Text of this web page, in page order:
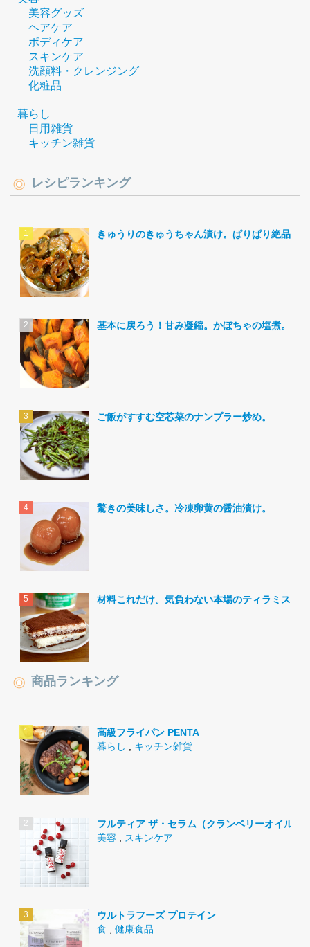
美容グッズ
ヘアケア
ボディケア
スキンケア
洗顔料・クレンジング
化粧品
暮らし
日用雑貨
キッチン雑貨
レシピランキング
きゅうりのきゅうちゃん漬け。ぱりぱり絶品。
基本に戻ろう！甘み凝縮。かぼちゃの塩煮。
ご飯がすすむ空芯菜のナンプラー炒め。
驚きの美味しさ。冷凍卵黄の醤油漬け。
材料これだけ。気負わない本場のティラミス。
商品ランキング
高級フライパン PENTA
暮らし
キッチン雑貨
フルティア ザ・セラム（クランベリーオイル）
美容
スキンケア
ウルトラフーズ プロテイン
食
健康食品